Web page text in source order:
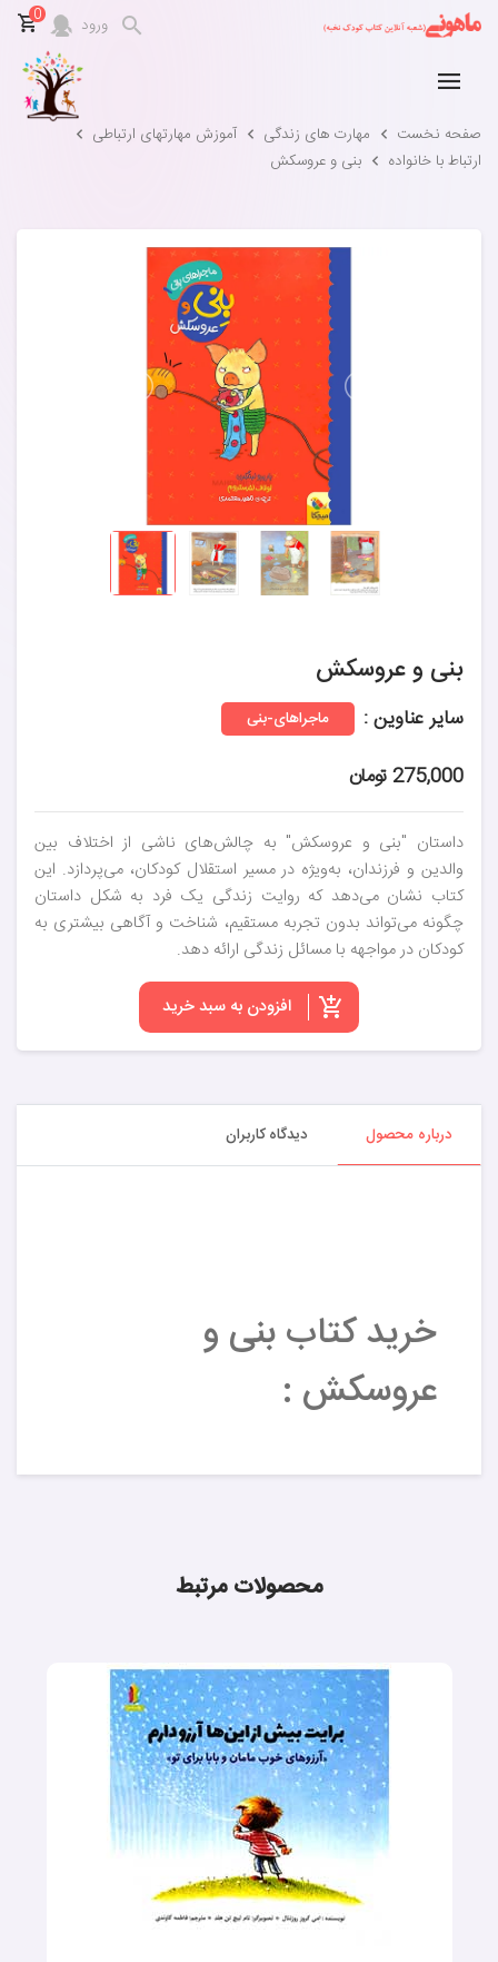
ورود 0
صفحه نخست مهارت های زندگی
آموزش مهارتهای ارتباطی
ارتباط با خانواده
بنی و عروسکش
بنی و عروسکش
سایر عناوین : ماجراهای-بنی
275,000 تومان
داستان "بنی و عروسکش" به چالش‌های ناشی از اختلاف بین
والدین و فرزندان، به‌ویژه در مسیر استقلال کودکان، می‌پردازد. این
کتاب نشان می‌دهد که روایت زندگی یک فرد به شکل داستان
چگونه می‌تواند بدون تجربه مستقیم، شناخت و آگاهی بیشتری به
کودکان در مواجهه با مسائل زندگی ارائه دهد.
افزودن به سبد خرید
درباره محصول دیدگاه کاربران
خرید کتاب بنی و
عروسکش :
محصولات مرتبط